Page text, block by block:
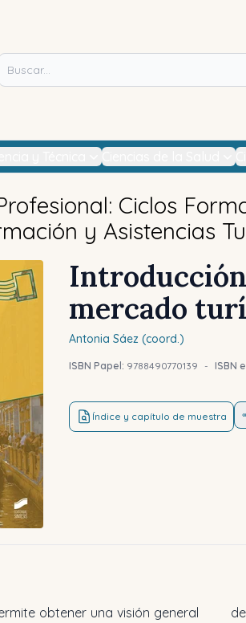
Ciclos
y Asistencias
mercado
Antonia Sáez (coord.)
ISBN Papel: 9788490770139 - ISBN
Índice y capítulo de muestra
obtener una visión general